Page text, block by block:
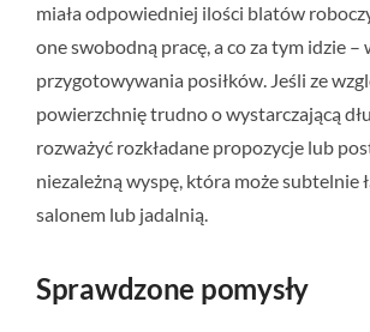
miała odpowiedniej ilości blatów
one swobodną pracę, a co za tym idzie –
przygotowywania posiłków. Jeśli ze
powierzchnię trudno o wystarczającą
rozważyć rozkładane propozycje lub
niezależną wyspę, która może subtelnie
salonem lub jadalnią.
Sprawdzone pomysły